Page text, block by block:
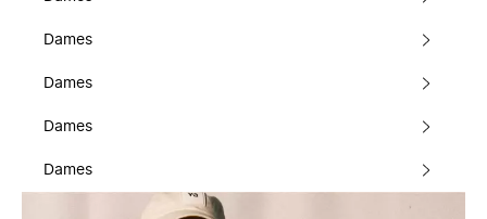
Dames
Dames
Dames
Dames